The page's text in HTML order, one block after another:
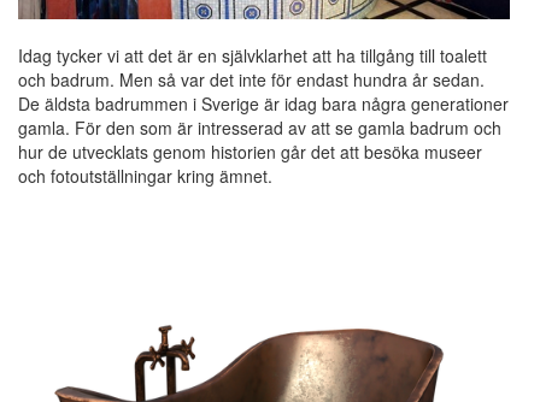
Idag tycker vi att det är en självklarhet att ha tillgång till toalett
och badrum. Men så var det inte för endast hundra år sedan.
De äldsta badrummen i Sverige är idag bara några generationer
gamla. För den som är intresserad av att se gamla badrum och
hur de utvecklats genom historien går det att besöka museer
och fotoutställningar kring ämnet.